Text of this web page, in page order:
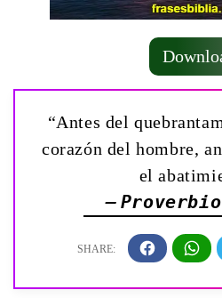
“Antes del
corazón del hombre,
el
—